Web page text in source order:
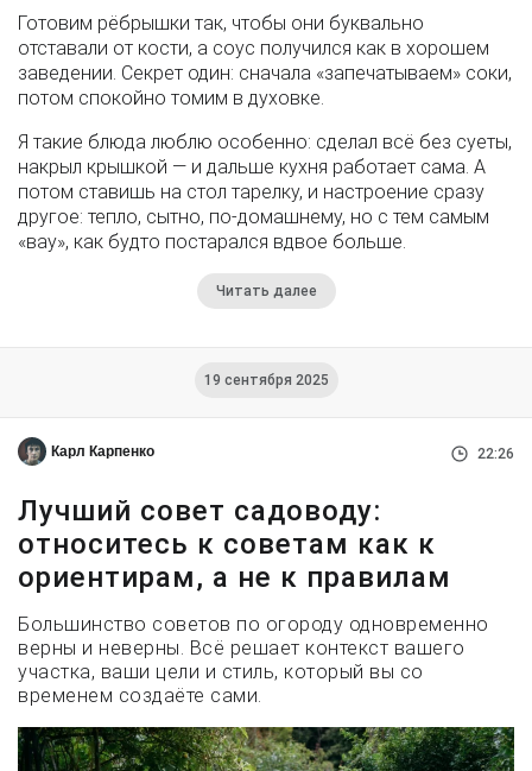
Готовим рёбрышки так, чтобы они буквально
отставали от кости, а соус получился как в хорошем
заведении. Секрет один: сначала «запечатываем» соки,
потом спокойно томим в духовке.
Я такие блюда люблю особенно: сделал всё без суеты,
накрыл крышкой — и дальше кухня работает сама. А
потом ставишь на стол тарелку, и настроение сразу
другое: тепло, сытно, по-домашнему, но с тем самым
«вау», как будто постарался вдвое больше.
Читать далее
19 сентября 2025
Карл Карпенко 22:26
Лучший совет садоводу:
относитесь к советам как к
ориентирам, а не к правилам
Большинство советов по огороду одновременно
верны и неверны. Всё решает контекст вашего
участка, ваши цели и стиль, который вы со
временем создаёте сами.